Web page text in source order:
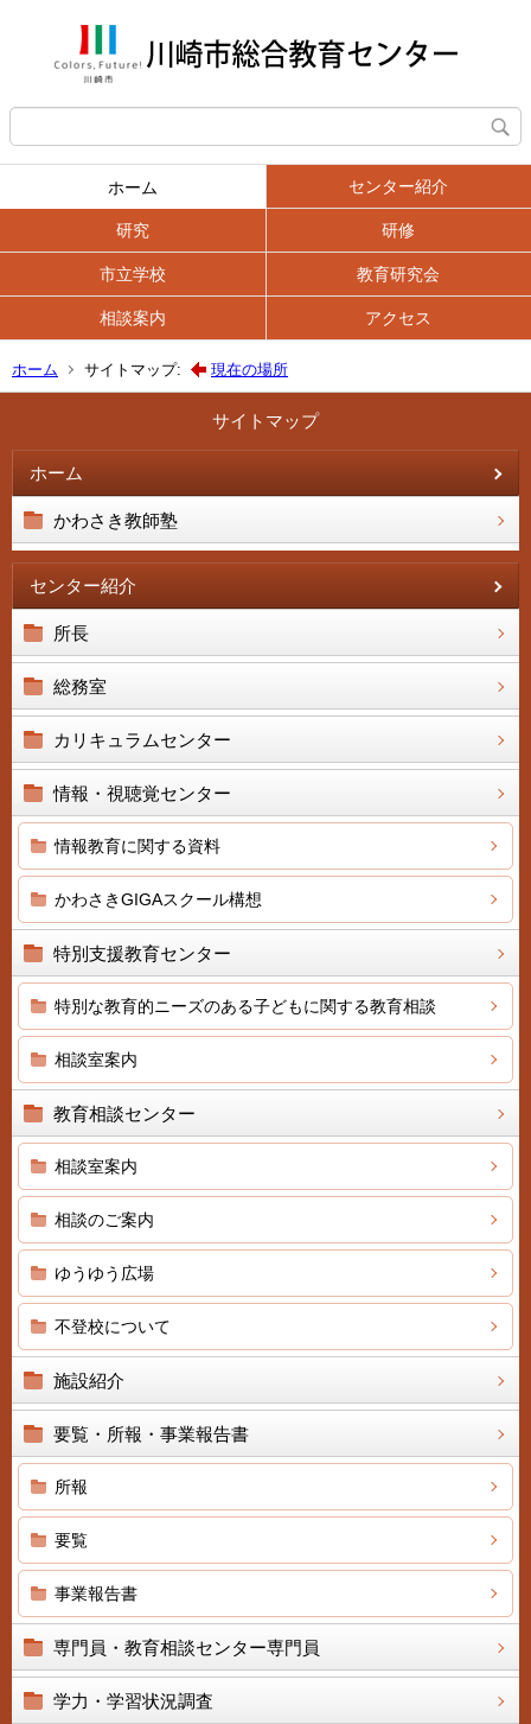
ホーム センター紹介
研究 研修
市立学校 教育研究会
相談案内 アクセス
ホーム サイトマップ: 現在の場所
サイトマップ
ホーム
かわさき教師塾
センター紹介
所長
総務室
カリキュラムセンター
情報・視聴覚センター
情報教育に関する資料
かわさきGIGAスクール構想
特別支援教育センター
特別な教育的ニーズのある子どもに関する教育相談
相談室案内
教育相談センター
相談室案内
相談のご案内
ゆうゆう広場
不登校について
施設紹介
要覧・所報・事業報告書
所報
要覧
事業報告書
専門員・教育相談センター専門員
学力・学習状況調査